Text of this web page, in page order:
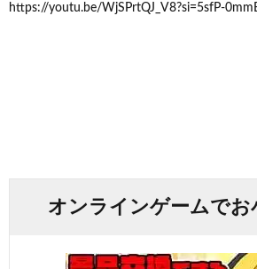
https://youtu.be/WjSPrtQJ_V8?si=5sfP-
オンラインゲームでお